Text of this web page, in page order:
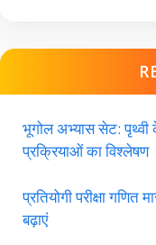
भूगोल अभ्यास सेट: पृथ्वी
प्रक्रियाओं का विश्लेषण
प्रतियोगी परीक्षा
बढ़ाएं